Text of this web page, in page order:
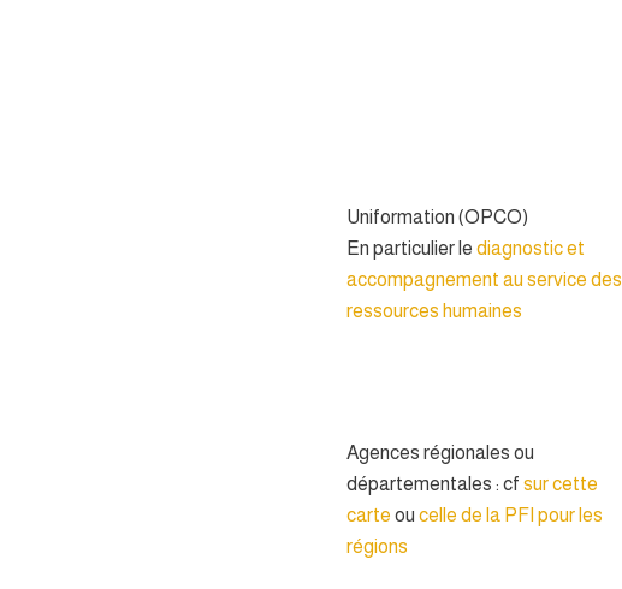
Uniformation (OPCO)
En particulier lediagnostic et
accompagnement au service des
ressources humaines
Agences régionales ou
départementales : cfsur cette
carte oucelle de la PFI pour les
régions